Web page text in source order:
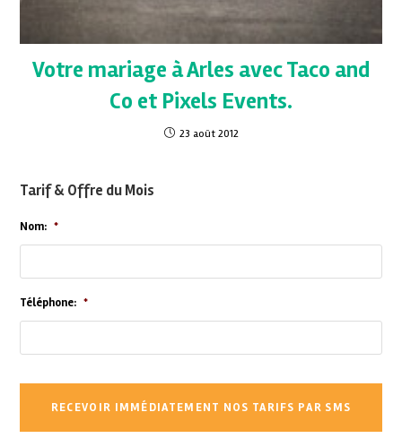
Votre mariage à Arles avec Taco and
Co et Pixels Events.
23 août 2012
Tarif & Offre du Mois
Nom: *
Téléphone: *